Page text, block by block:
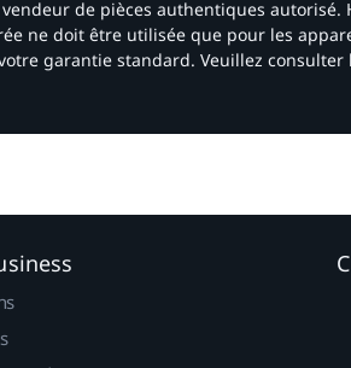
de pièces authentiques
ne doit être utilisée que pour les
garantie standard. Veuillez consulter